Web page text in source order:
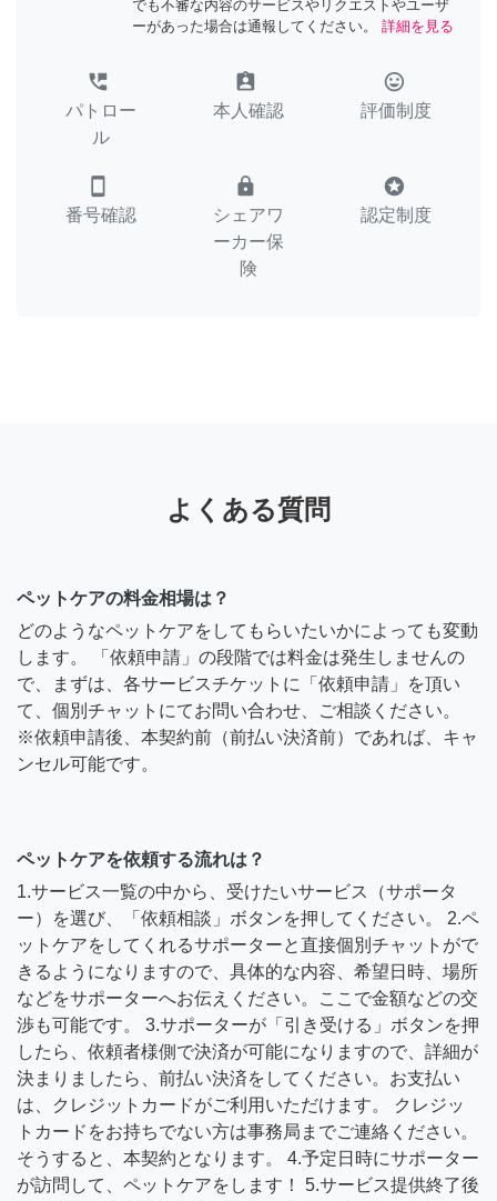
でも不審な内容のサービスやリクエストやユーザ
ーがあった場合は通報してください。
詳細を見る
perm_phone_msg
パトロー
ル
assignment_ind
本人確認
tag_faces
評価制度
smartphone
番号確認
lock
シェアワ
ーカー保
険
stars
認定制度
よくある質問
ペットケアの料金相場は？
どのようなペットケアをしてもらいたいかによっても変動
します。 「依頼申請」の段階では料金は発生しませんの
で、まずは、各サービスチケットに「依頼申請」を頂い
て、個別チャットにてお問い合わせ、ご相談ください。
※依頼申請後、本契約前（前払い決済前）であれば、キャ
ンセル可能です。
ペットケアを依頼する流れは？
1.サービス一覧の中から、受けたいサービス（サポータ
ー）を選び、「依頼相談」ボタンを押してください。 2.ペ
ットケアをしてくれるサポーターと直接個別チャットがで
きるようになりますので、具体的な内容、希望日時、場所
などをサポーターへお伝えください。ここで金額などの交
渉も可能です。 3.サポーターが「引き受ける」ボタンを押
したら、依頼者様側で決済が可能になりますので、詳細が
決まりましたら、前払い決済をしてください。お支払い
は、クレジットカードがご利用いただけます。 クレジッ
トカードをお持ちでない方は事務局までご連絡ください。
そうすると、本契約となります。 4.予定日時にサポーター
が訪問して、ペットケアをします！ 5.サービス提供終了後